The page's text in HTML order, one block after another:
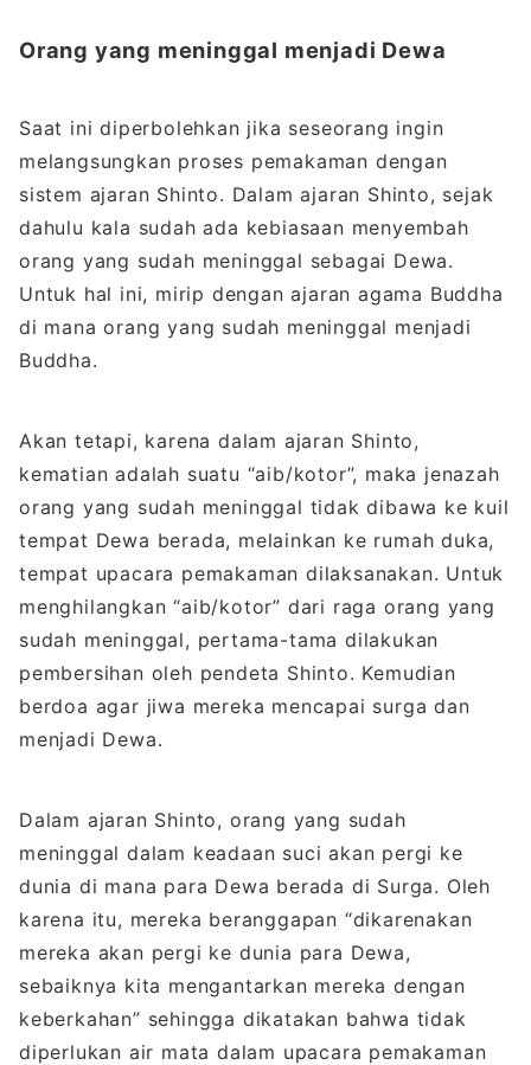
Orang yang meninggal menjadi Dewa
Saat ini diperbolehkan jika seseorang ingin
melangsungkan proses pemakaman dengan
sistem ajaran Shinto. Dalam ajaran Shinto, sejak
dahulu kala sudah ada kebiasaan menyembah
orang yang sudah meninggal sebagai Dewa.
Untuk hal ini, mirip dengan ajaran agama Buddha
di mana orang yang sudah meninggal menjadi
Buddha.
Akan tetapi, karena dalam ajaran Shinto,
kematian adalah suatu “aib/kotor”, maka jenazah
orang yang sudah meninggal tidak dibawa ke kuil
tempat Dewa berada, melainkan ke rumah duka,
tempat upacara pemakaman dilaksanakan. Untuk
menghilangkan “aib/kotor” dari raga orang yang
sudah meninggal, pertama-tama dilakukan
pembersihan oleh pendeta Shinto. Kemudian
berdoa agar jiwa mereka mencapai surga dan
menjadi Dewa.
Dalam ajaran Shinto, orang yang sudah
meninggal dalam keadaan suci akan pergi ke
dunia di mana para Dewa berada di Surga. Oleh
karena itu, mereka beranggapan “dikarenakan
mereka akan pergi ke dunia para Dewa,
sebaiknya kita mengantarkan mereka dengan
keberkahan” sehingga dikatakan bahwa tidak
diperlukan air mata dalam upacara pemakaman